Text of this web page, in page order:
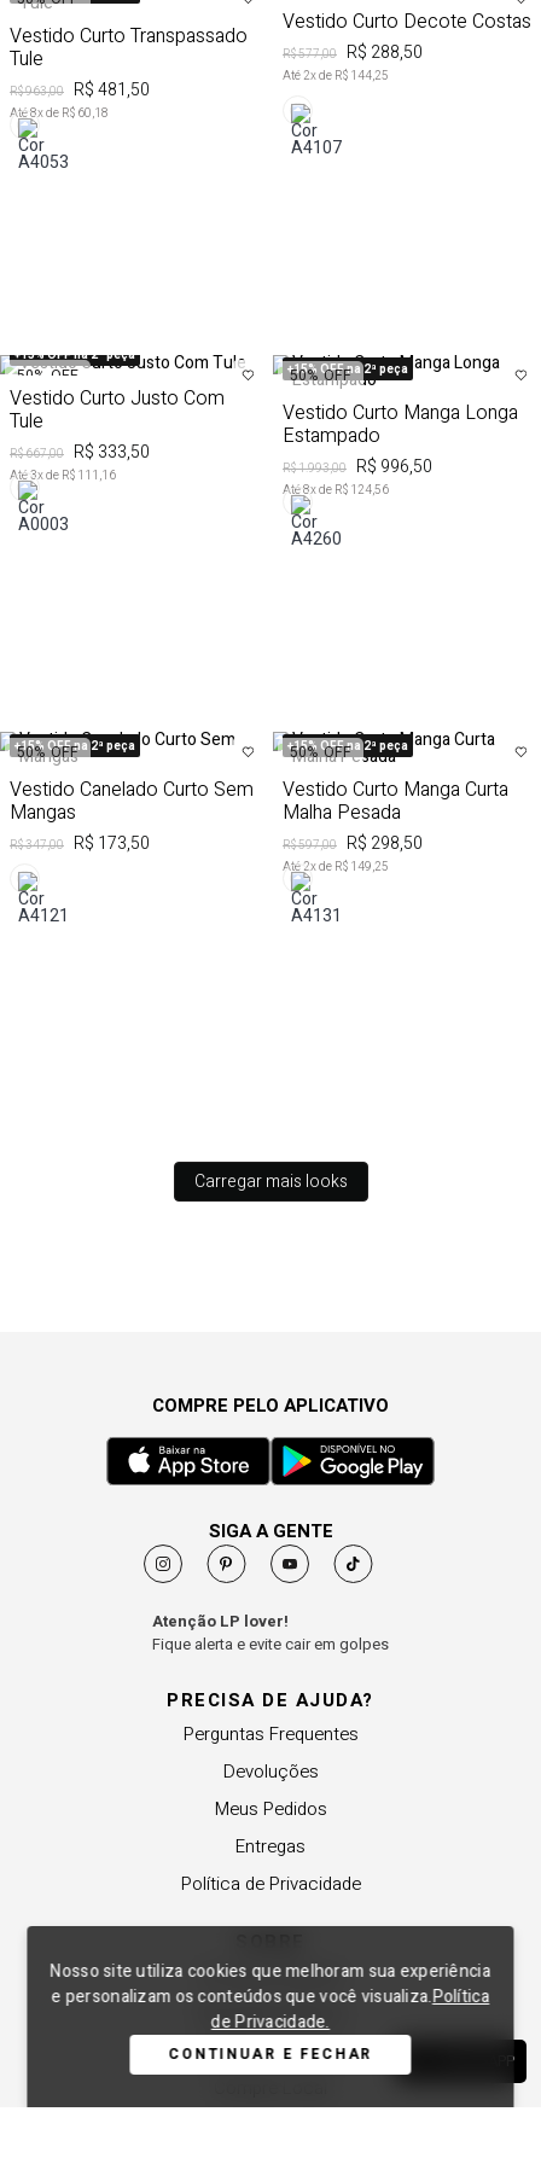
WHATSAPP
Nosso site utiliza cookies que melhoram sua experiência
e personalizam os conteúdos que você visualiza.Política
de Privacidade.
CONTINUAR E FECHAR
Vestido Curto Transpassado
Tule
R$ 963,00 R$ 481,50
Até8x de R$ 60,18
Vestido Curto Decote Costas
R$ 577,00 R$ 288,50
Até 2x de R$ 144,25
+15% OFF na 2ª peça
50% OFF
Vestido Curto Justo Com
Tule
R$ 667,00 R$ 333,50
Até3x de R$ 111,16
+15% OFF na 2ª peça
50% OFF
Vestido Curto Manga Longa
Estampado
R$ 1.993,00 R$ 996,50
Até8x de R$ 124,56
+15% OFF na 2ª peça
50% OFF
Vestido Canelado Curto Sem
Mangas
R$ 347,00 R$ 173,50
+15% OFF na 2ª peça
50% OFF
Vestido Curto Manga Curta
Malha Pesada
R$ 597,00 R$ 298,50
Até 2x de R$ 149,25
Carregar mais looks
PRECISA DE AJUDA?
Perguntas Frequentes
Devoluções
Meus Pedidos
Entregas
Política de Privacidade
A Lança Perfume
Revender a Marca
Trabalhe Conosco
COMPRE PELO APLICATIVO
SIGA A GENTE
Atenção LP lover!
Fique alerta e evite cair em golpes